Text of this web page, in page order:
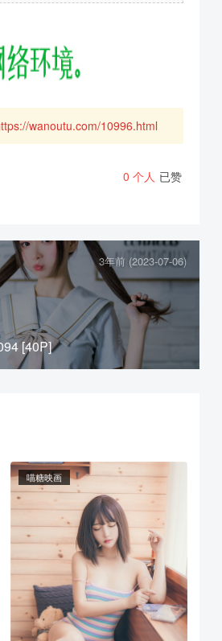
wanoutu.com/10996.html
0 个人 已赞
3年前 (2023-07-06)
[40P]
喵糖映画